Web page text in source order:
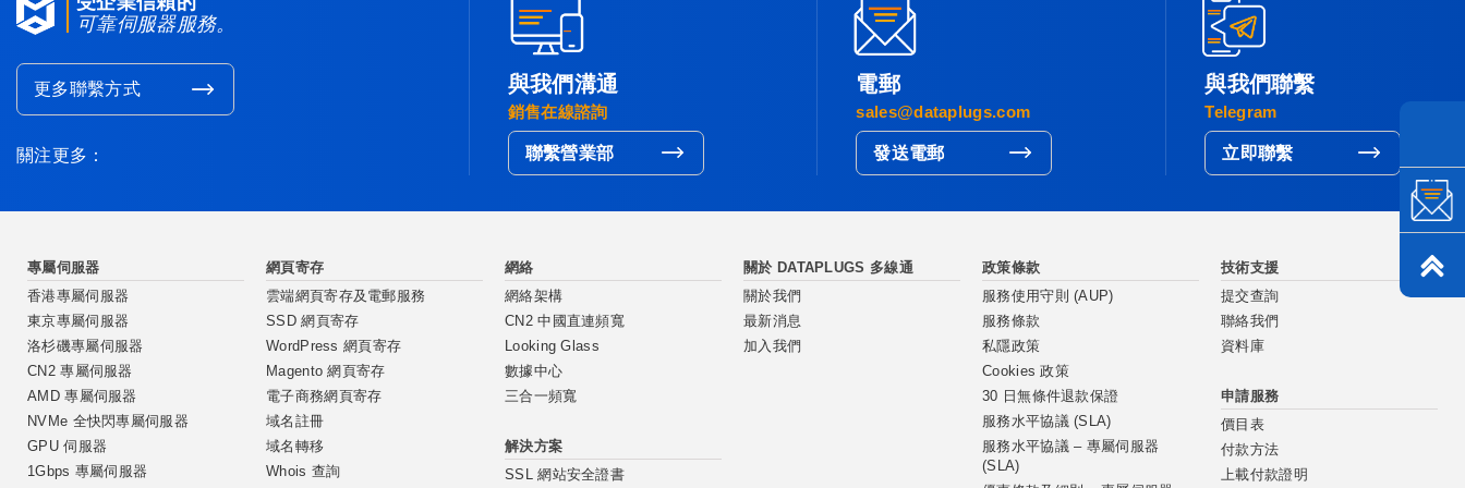
可靠伺服器服務。
更多聯繫方式
關注更多：
與我們溝通
銷售在線諮詢
聯繫營業部
電郵
sales@dataplugs.com
發送電郵
與我們聯繫
Telegram
立即聯繫
專屬伺服器
香港專屬伺服器
東京專屬伺服器
洛杉磯專屬伺服器
CN2 專屬伺服器
AMD 專屬伺服器
NVMe 全快閃專屬伺服器
GPU 伺服器
1Gbps 專屬伺服器
網頁寄存
雲端網頁寄存及電郵服務
SSD 網頁寄存
WordPress 網頁寄存
Magento 網頁寄存
電子商務網頁寄存
域名註冊
域名轉移
Whois 查詢
網絡
網絡架構
CN2 中國直連頻寬
Looking Glass
數據中心
三合一頻寬
解決方案
SSL 網站安全證書
關於 DATAPLUGS 多線通
關於我們
最新消息
加入我們
政策條款
服務使用守則 (AUP)
服務條款
私隱政策
Cookies 政策
30 日無條件退款保證
服務水平協議 (SLA)
服務水平協議 – 專屬伺服器
(SLA)
技術支援
提交查詢
聯絡我們
資料庫
申請服務
價目表
付款方法
上載付款證明